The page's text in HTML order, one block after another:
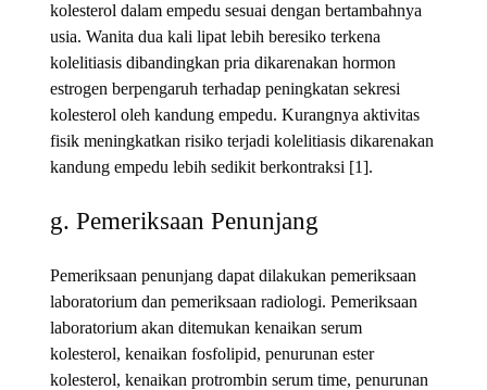
kolesterol dalam empedu sesuai dengan bertambahnya
usia. Wanita dua kali lipat lebih beresiko terkena
kolelitiasis dibandingkan pria dikarenakan hormon
estrogen berpengaruh terhadap peningkatan sekresi
kolesterol oleh kandung empedu. Kurangnya aktivitas
fisik meningkatkan risiko terjadi kolelitiasis dikarenakan
kandung empedu lebih sedikit berkontraksi [1].
g. Pemeriksaan Penunjang
Pemeriksaan penunjang dapat dilakukan pemeriksaan
laboratorium dan pemeriksaan radiologi. Pemeriksaan
laboratorium akan ditemukan kenaikan serum
kolesterol, kenaikan fosfolipid, penurunan ester
kolesterol, kenaikan protrombin serum time, penurunan